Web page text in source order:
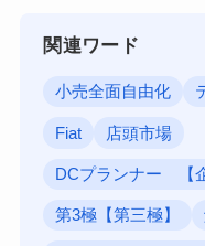
関連ワード
小売全面自由化
Fiat 店頭市場
DCプランナー 【
第3極【第三極】